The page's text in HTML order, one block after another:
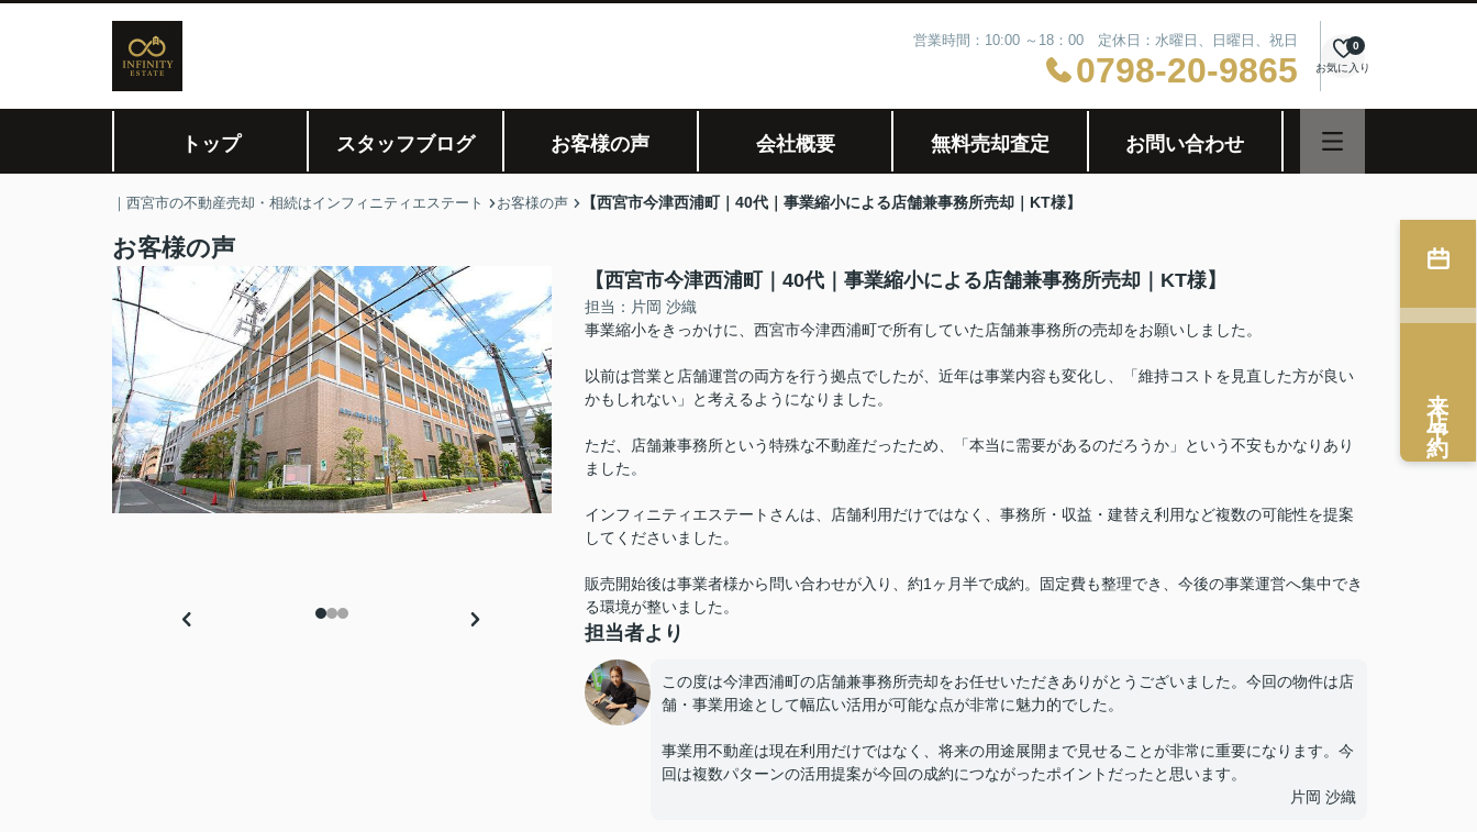
営業時間：10:00 ～18：00 定休日：水曜日、日曜日、祝日
0798-20-9865 お気に入り
0
トップ スタッフブログ お客様の声 会社概要 無料売却査定 お問い合わせ
｜西宮市の不動産売却・相続はインフィニティエステート お客様の声 【西宮市今津西浦町｜40代｜事業縮小による店舗兼事務所売却｜KT様】
お客様の声
【西宮市今津西浦町｜40代｜事業縮小による店舗兼事務所売却｜KT様】
担当：片岡 沙織
事業縮小をきっかけに、西宮市今津西浦町で所有していた店舗兼事務所の売却をお願いしました。
以前は営業と店舗運営の両方を行う拠点でしたが、近年は事業内容も変化し、「維持コストを見直した方が良い
かもしれない」と考えるようになりました。
ただ、店舗兼事務所という特殊な不動産だったため、「本当に需要があるのだろうか」という不安もかなりあり
ました。
インフィニティエステートさんは、店舗利用だけではなく、事務所・収益・建替え利用など複数の可能性を提案
してくださいました。
販売開始後は事業者様から問い合わせが入り、約1ヶ月半で成約。固定費も整理でき、今後の事業運営へ集中でき
る環境が整いました。
担当者より
この度は今津西浦町の店舗兼事務所売却をお任せいただきありがとうございました。今回の物件は店
舗・事業用途として幅広い活用が可能な点が非常に魅力的でした。
事業用不動産は現在利用だけではなく、将来の用途展開まで見せることが非常に重要になります。今
回は複数パターンの活用提案が今回の成約につながったポイントだったと思います。
片岡 沙織
来店予約